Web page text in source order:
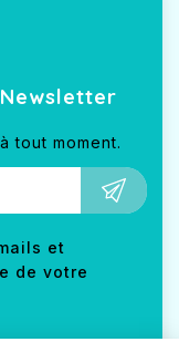
tout moment.
et
de votre